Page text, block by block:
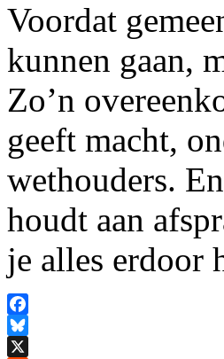
Voordat
kunnen gaan,
Zo’n
geeft macht,
wethouders.
houdt aan
je alles
Facebook
Bluesky